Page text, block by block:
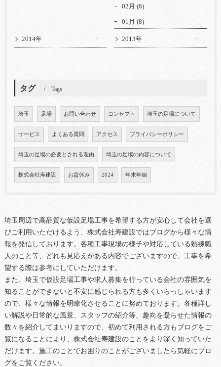
02月 (8)
01月 (8)
2014年 2013年
タグ Tags
埼玉 足場 お問い合わせ コンセプト 埼玉の足場について
サービス よくある質問 アクセス プライバシーポリシー
埼玉の足場の必要とされる理由 埼玉の足場の内容について
株式会社寿建設 お盆休み 2024 年末年始
埼玉周辺で高品質な仮設足場工事を希望する方が安心して会社を選
びご利用いただけるよう、株式会社寿建設ではブログから様々な情
報を発信しております。各種工事現場の様子や対応している熟練職
人のこと等、どれも見応えがある内容でございますので、工事を希
望する際は参考にしていただけます。
また、埼玉で仮設足場工事や求人募集を行っている会社の雰囲気を
知ることができないと不安に感じられる方も多くいらっしゃいます
ので、様々な情報を明瞭化させることに努めております。各種詳し
い解説や日常的な風景、スタッフの紹介等、趣向を凝らせた情報の
数々を紹介してまいりますので、初めて利用される方もブログをご
覧になることにより、株式会社寿建設のことをより深く知っていた
だけます。施工のことでお困りのことがございましたら気軽にブロ
グをご覧ください。